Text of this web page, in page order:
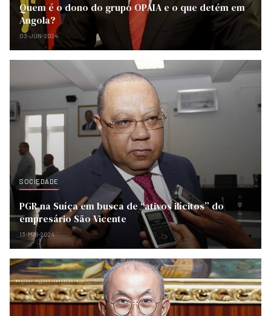
Quem é o dono do grupo OPAIA e o que detém em
Angola?
03-JUN-2024
SOCIEDADE
PGR na Suíça em busca de “ativos ilícitos” do
empresário São Vicente
13-MAI-2024